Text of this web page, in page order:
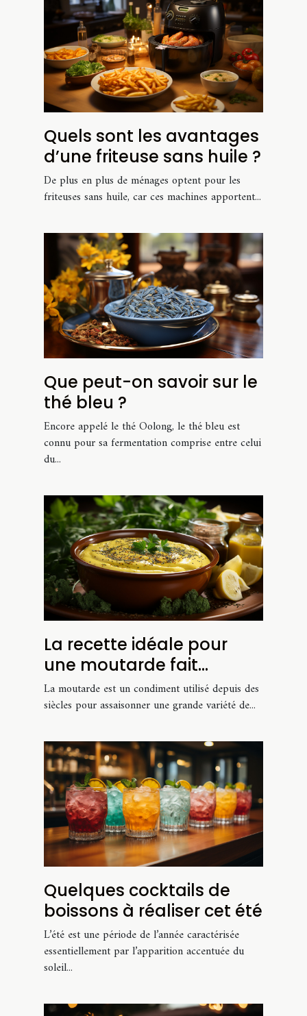
Quels sont les avantages
d’une friteuse sans huile ?
De plus en plus de ménages optent pour les
friteuses sans huile, car ces machines apportent...
Que peut-on savoir sur le
thé bleu ?
Encore appelé le thé Oolong, le thé bleu est
connu pour sa fermentation comprise entre celui
du...
La recette idéale pour
une moutarde fait
maison
La moutarde est un condiment utilisé depuis des
siècles pour assaisonner une grande variété de...
Quelques cocktails de
boissons à réaliser cet été
L’été est une période de l’année caractérisée
essentiellement par l’apparition accentuée du
soleil...